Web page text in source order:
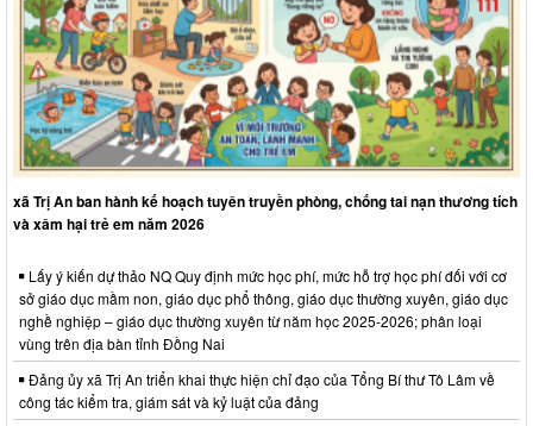
xã Trị An ban hành kế hoạch tuyên truyền phòng, chống tai nạn thương tích
và xâm hại trẻ em năm 2026
Lấy ý kiến dự thảo NQ Quy định mức học phí, mức hỗ trợ học phí đối với cơ
sở giáo dục mầm non, giáo dục phổ thông, giáo dục thường xuyên, giáo dục
nghề nghiệp – giáo dục thường xuyên từ năm học 2025-2026; phân loại
vùng trên địa bàn tỉnh Đồng Nai
Đảng ủy xã Trị An triển khai thực hiện chỉ đạo của Tổng Bí thư Tô Lâm về
công tác kiểm tra, giám sát và kỷ luật của đảng